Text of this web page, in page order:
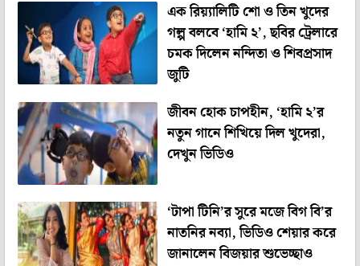
এক রিয়্যালিটি শো ও তিন খুদের
গল্প বলবে ‘হামি ২’, ছবির ট্রেলারে
চমক দিলেন নন্দিতা ও শিবপ্রসাদ
জুটি
জীবন হোক চাপহীন, ‘হামি ২’র
নতুন গানে শিখিয়ে দিল খুদেরা,
দেখুন ভিডিও
‘টাপা টিনি’র সুরে মজে বিগ বি’র
নাতনির নব্যা, ভিডিও শেয়ার করে
জানালেন বিজয়ার শুভেচ্ছাও